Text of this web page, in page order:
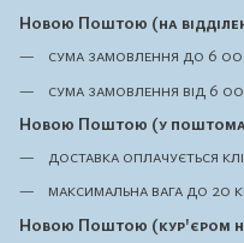
Новою Поштою (на
сума замовлення до 6
сума замовлення від 6
Новою Поштою (у
доставка оплачується
максимальна вага до 20
Новою Поштою (кур'єром